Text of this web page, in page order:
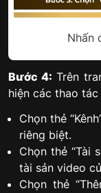
Nhấn
Bước 4: Trên
hiện các thao tác
Chọn thẻ
riêng biệt.
Chọn thẻ “Tài
tài sản video
Chọn thẻ